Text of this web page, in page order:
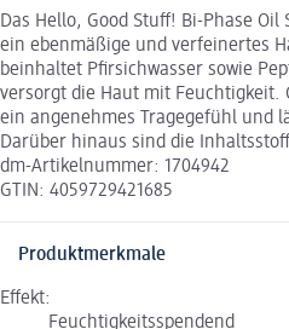
Das Hello, Good Stuff! Bi-Phase
ein ebenmäßige und verfeinertes
beinhaltet Pfirsichwasser sowie
versorgt die Haut mit Feuchtigkeit.
ein angenehmes Tragegefühl und
Darüber hinaus sind die
dm-Artikelnummer: 1704942
GTIN: 4059729421685
Produktmerkmale
Effekt:
Feuchtigkeitsspendend